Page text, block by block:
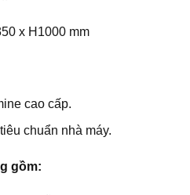
x H1000 mm
cao cấp.
chuẩn nhà máy.
gồm: